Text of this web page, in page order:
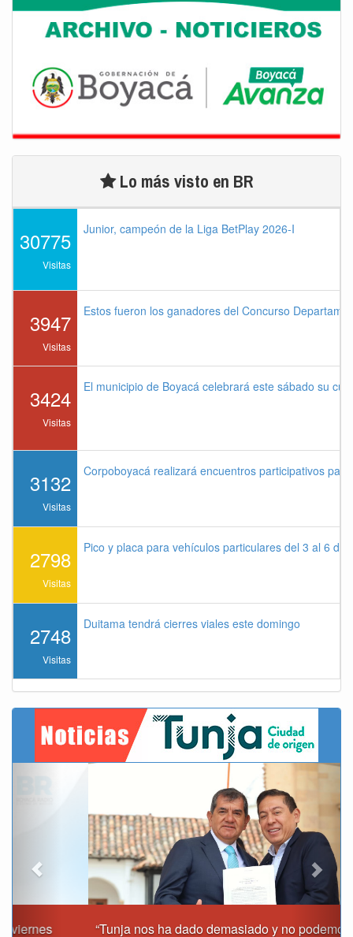
Lo más visto en BR
30775
Visitas
Junior, campeón de la Liga BetPlay 2026-I
3947
Visitas
Estos fueron los ganadores del Concurso
3424
Visitas
El municipio de Boyacá celebrará este sábado su
3132
Visitas
Corpoboyacá realizará encuentros participativos
2798
Visitas
Pico y placa para vehículos particulares del 3 al 6 de
2748
Visitas
Duitama tendrá cierres viales este domingo
“Tunja nos ha dado demasiado y no podemos fallarle en
Next